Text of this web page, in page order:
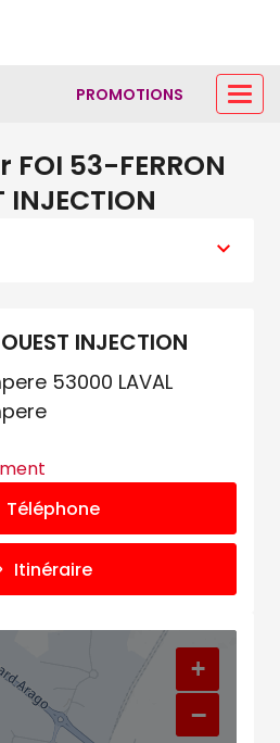
PROMOTIONS
53-FERRON
INJECTION
INJECTION
53000 LAVAL
Téléphone
Itinéraire
+
−